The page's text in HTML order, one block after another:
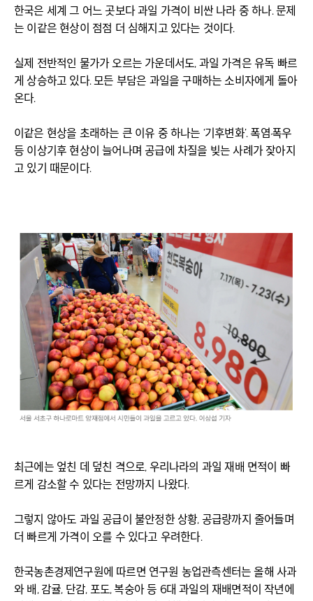
한국은 세계 그 어느 곳보다 과일 가격이 비싼 나라 중 하나. 문제
는 이같은 현상이 점점 더 심해지고 있다는 것이다.
실제 전반적인 물가가 오르는 가운데서도, 과일 가격은 유독 빠르
게 상승하고 있다. 모든 부담은 과일을 구매하는 소비자에게 돌아
온다.
이같은 현상을 초래하는 큰 이유 중 하나는 ‘기후변화’. 폭염·폭우
등 이상기후 현상이 늘어나며 공급에 차질을 빚는 사례가 잦아지
고 있기 때문이다.
최근에는 엎친 데 덮친 격으로, 우리나라의 과일 재배 면적이 빠
르게 감소할 수 있다는 전망까지 나왔다.
그렇지 않아도 과일 공급이 불안정한 상황, 공급량까지 줄어들며
더 빠르게 가격이 오를 수 있다고 우려한다.
한국농촌경제연구원에 따르면 연구원 농업관측센터는 올해 사과
와 배, 감귤, 단감, 포도, 복숭아 등 6대 과일의 재배면적이 작년에